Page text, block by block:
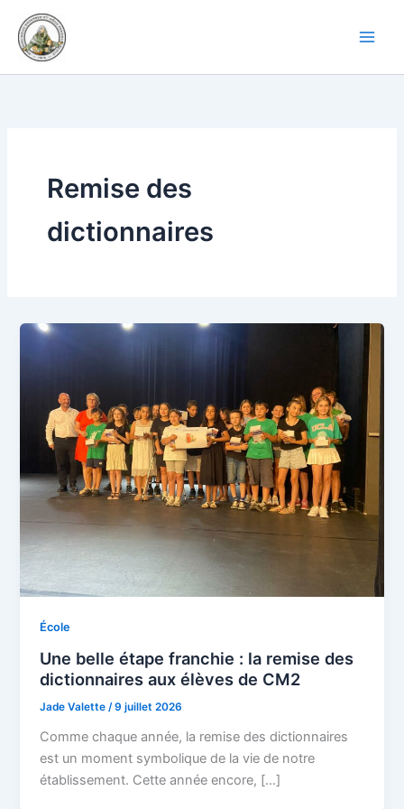
contenu
Remise des
dictionnaires
École
Une belle étape franchie : la remise des
dictionnaires aux élèves de CM2
Jade Valette/9 juillet 2026
Comme chaque année, la remise des dictionnaires
est un moment symbolique de la vie de notre
établissement. Cette année encore, […]